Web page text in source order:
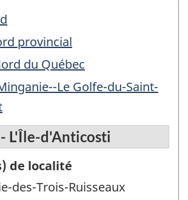
provincial
du Québec
Le Golfe-du-Saint-
L'Île-d'Anticosti
de localité
des-Trois-Ruisseaux